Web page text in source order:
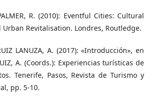
R. (2010): Eventful Cities: Cultural
Revitalisation. Londres, Routledge.
LANUZA, A. (2017): «Introducción», en
A. (Coords.): Experiencias turísticas de
Tenerife, Pasos, Revista de Turismo y
pp. 5-10.